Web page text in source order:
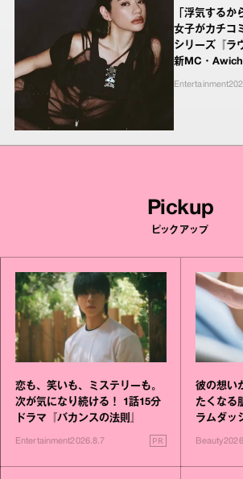
「浮気するか
女子がカチコ
シリーズ『ラ
新MC・
Entertainment
Pickup
ピックアップ
恋も、笑いも、ミステリーも。
次が気になり続ける！ 1話15分
ドラマ『バカンスの法則』
Entertainment2026.8.7 PR
彼の想い
たくなる
ラムダッ
Beauty